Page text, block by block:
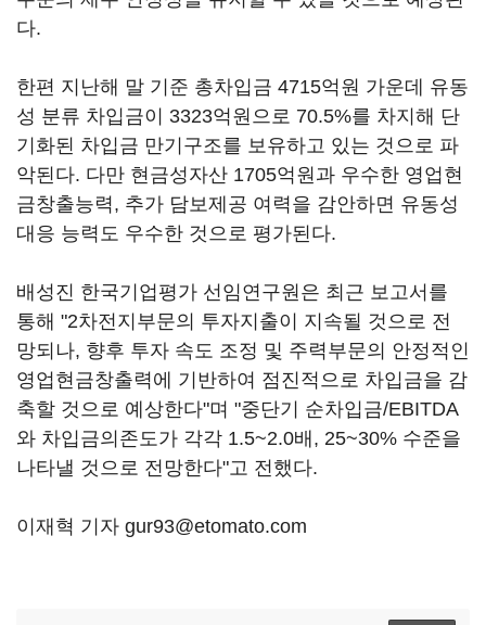
다.
한편 지난해 말 기준 총차입금 4715억원 가운데 유동
성 분류 차입금이 3323억원으로 70.5%를 차지해 단
기화된 차입금 만기구조를 보유하고 있는 것으로 파
악된다. 다만 현금성자산 1705억원과 우수한 영업현
금창출능력, 추가 담보제공 여력을 감안하면 유동성
대응 능력도 우수한 것으로 평가된다.
배성진 한국기업평가 선임연구원은 최근 보고서를
통해 "2차전지부문의 투자지출이 지속될 것으로 전
망되나, 향후 투자 속도 조정 및 주력부문의 안정적인
영업현금창출력에 기반하여 점진적으로 차입금을 감
축할 것으로 예상한다"며 "중단기 순차입금/EBITDA
와 차입금의존도가 각각 1.5~2.0배, 25~30% 수준을
나타낼 것으로 전망한다"고 전했다.
이재혁 기자 gur93@etomato.com